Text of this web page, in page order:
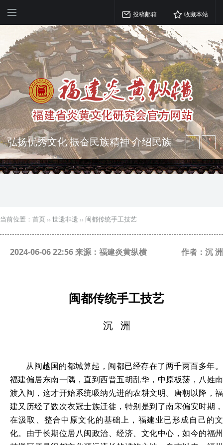
投稿邮箱 收藏本站
弘扬优秀文化 振奋民族精神 介绍民族
瑰宝 宣传中华精英
突出海西特色 报道台港澳侨 坚持古为
今用 力求雅俗共赏
当前位置： 首页 ›› 世遗非遗 ›› 闽都传统手工技艺
2024-06-06 22:56 来源：福建炎黄纵横 作者：沉 洲
闽都传统手工技艺
沉 洲
从闽越国的都城算起，闽都已经存在了两千两百多年。
福建偏居东南一隅，直到西晋五胡乱华，中原板荡，八姓南
渡入闽，这才开始系统吸纳先进的农耕文明。唐朝以降，福
建又历经了数次衣冠士族迁徙，特别是到了南宋偏安时期，
在汲取、整合中原文化的基础上，福建业已形成自己的文
化。由于长期位居八闽政治、经济、文化中心，如今的福州